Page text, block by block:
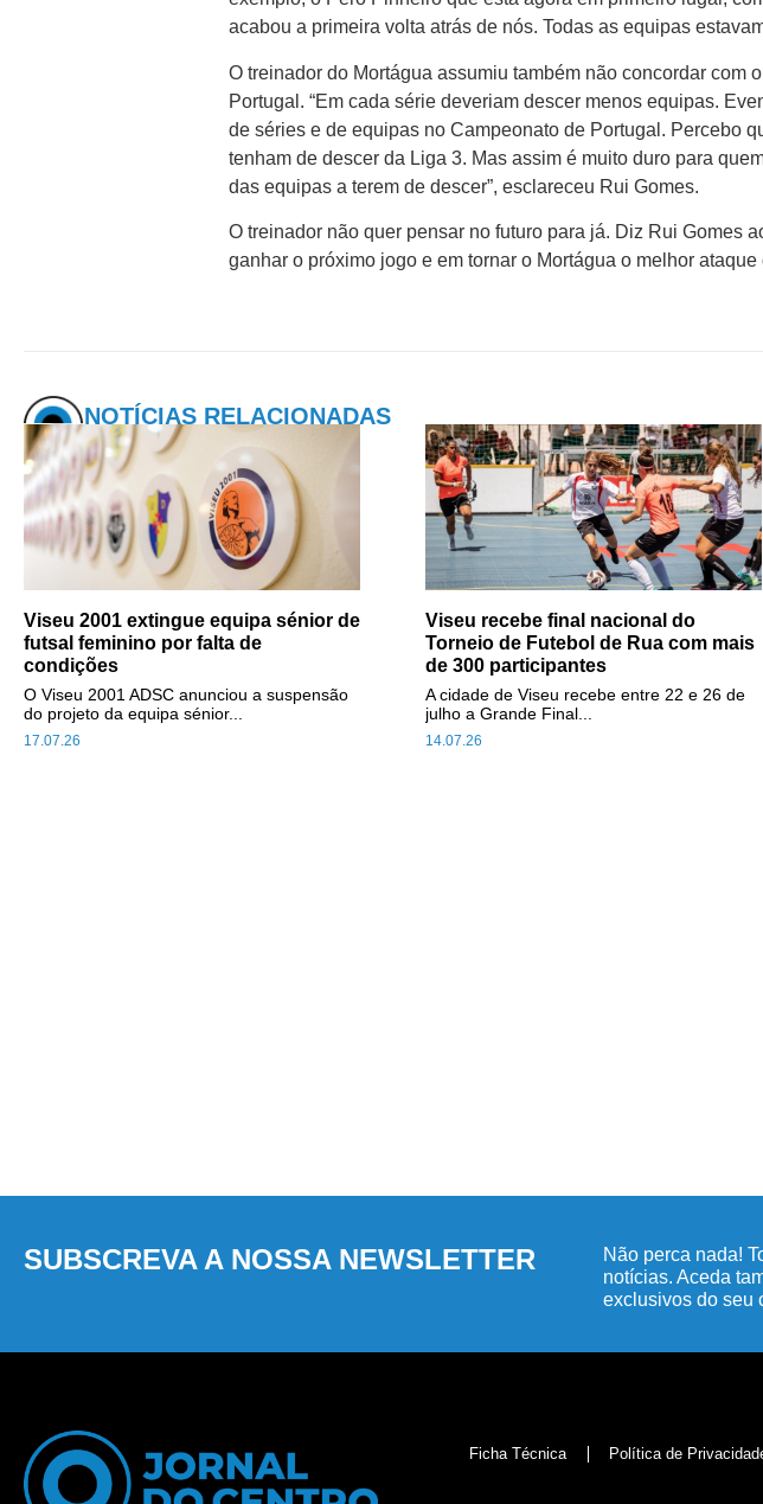
acabou a primeira volta atrás de nós. Todas as equipas
O treinador do Mortágua assumiu também não concordar com
Portugal. “Em cada série deveriam descer menos equipas.
de séries e de equipas no Campeonato de Portugal. Percebo
tenham de descer da Liga 3. Mas assim é muito duro para
das equipas a terem de descer”, esclareceu Rui Gomes.
O treinador não quer pensar no futuro para já. Diz Rui Gomes
ganhar o próximo jogo e em tornar o Mortágua o melhor
NOTÍCIAS RELACIONADAS
Viseu 2001 extingue equipa sénior de
futsal feminino por falta de
condições
17.07.26
O Viseu 2001 ADSC anunciou a suspensão
do projeto da equipa sénior...
Viseu recebe final nacional do
Torneio de Futebol de Rua com mais
de 300 participantes
14.07.26
A cidade de Viseu recebe entre 22 e 26 de
julho a Grande Final...
SUBSCREVA A NOSSA NEWSLETTER
Não perca nada!
notícias. Aceda
exclusivos do seu
Ficha Técnica Política de